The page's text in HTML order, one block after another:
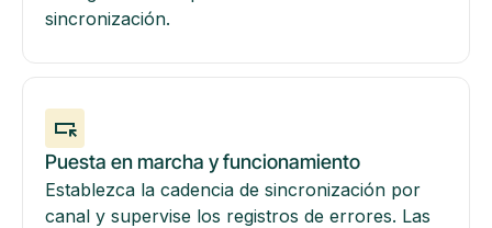
sincronización.
Puesta en marcha y funcionamiento
Establezca la cadencia de sincronización por
canal y supervise los registros de errores. Las